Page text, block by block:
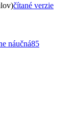
čítané verzie
náučná85